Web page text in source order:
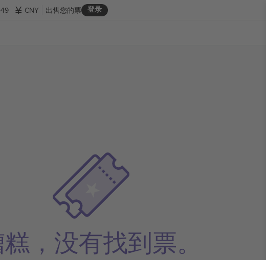
CNY 登录
出售您的票
，没有找到票。